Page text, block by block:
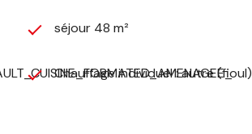
séjour 48 m²
Chauffage individuel : autre (fioul)